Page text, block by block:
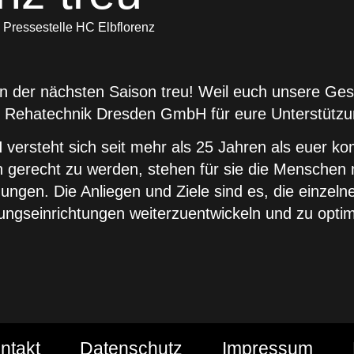
Pressestelle HC Elbflorenz
der nächsten Saison treu! Weil euch unsere
Dresden GmbH für eure
sich seit mehr als 25 Jahren als euer
zu werden, stehen für sie die
Die Anliegen und Ziele sind es, die
weiterzuentwickeln und zu
Datenschutz Impressum